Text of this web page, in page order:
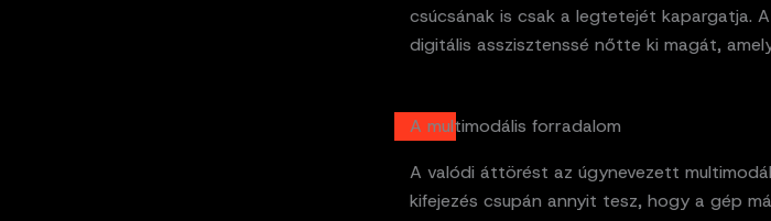
csúcsának is csak a legtetejét kapargatja.
digitális asszisztenssé nőtte ki magát,
A multimodális forradalom
A valódi áttörést az úgynevezett
kifejezés csupán annyit tesz, hogy a gép